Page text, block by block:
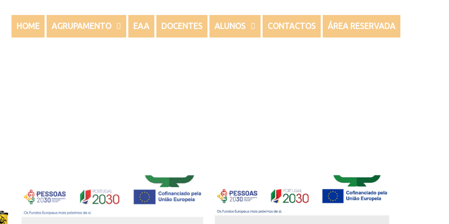
HOME AGRUPAMENTO EAA DOCENTES ALUNOS CONTACTOS ÁREA RESERVADA